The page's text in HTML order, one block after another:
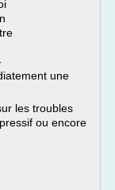
une
les troubles
ou encore